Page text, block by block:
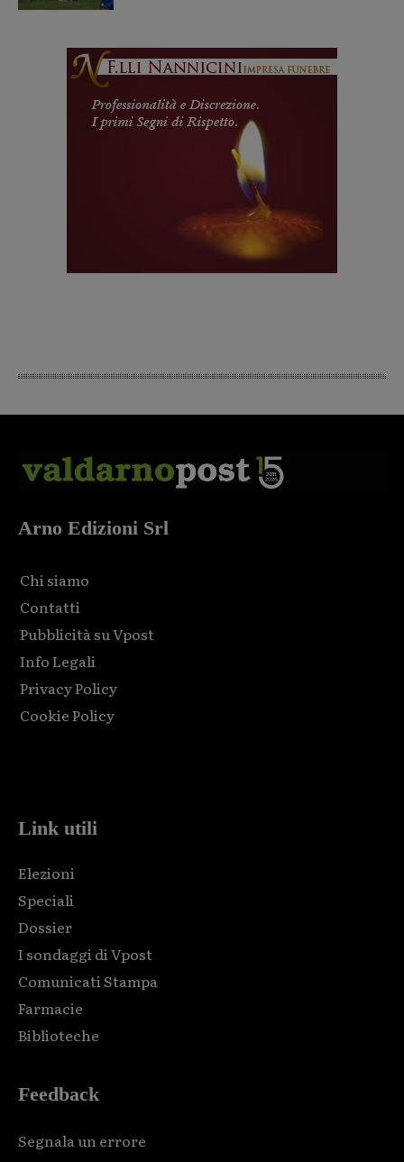
Arno Edizioni Srl
Chi siamo
Contatti
Pubblicità su Vpost
Info Legali
Privacy Policy
Cookie Policy
Link utili
Elezioni
Speciali
Dossier
I sondaggi di Vpost
Comunicati Stampa
Farmacie
Biblioteche
Feedback
Segnala un errore